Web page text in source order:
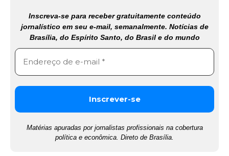
Inscreva-se para receber gratuitamente conteúdo
jornalístico em seu e-mail, semanalmente. Notícias de
Brasília, do Espírito Santo, do Brasil e do mundo
Matérias apuradas por jornalistas profissionais na cobertura
política e econômica. Direto de Brasília.